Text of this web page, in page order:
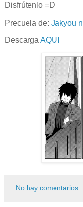
Disfrútenlo =D
Precuela de: Jakyou
DescargaAQUI
No hay comentarios.: